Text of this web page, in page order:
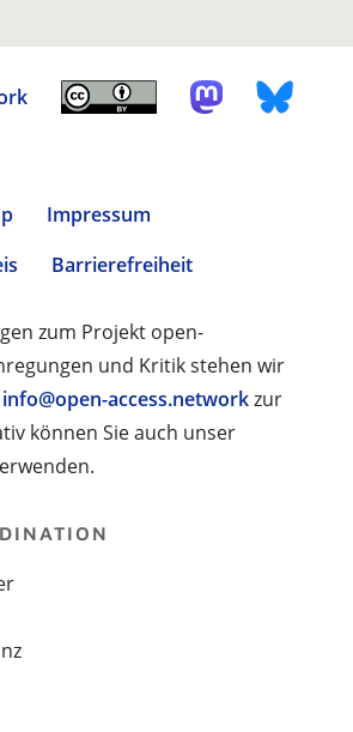
Impressum
Barrierefreiheit
zum Projekt open-
und Kritik stehen wir
info@open-access.networkzur
können Sie auch unser